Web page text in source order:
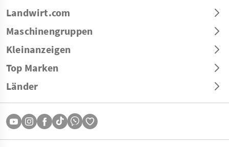
Landwirt.com
Maschinengruppen
Kleinanzeigen
Top Marken
Länder